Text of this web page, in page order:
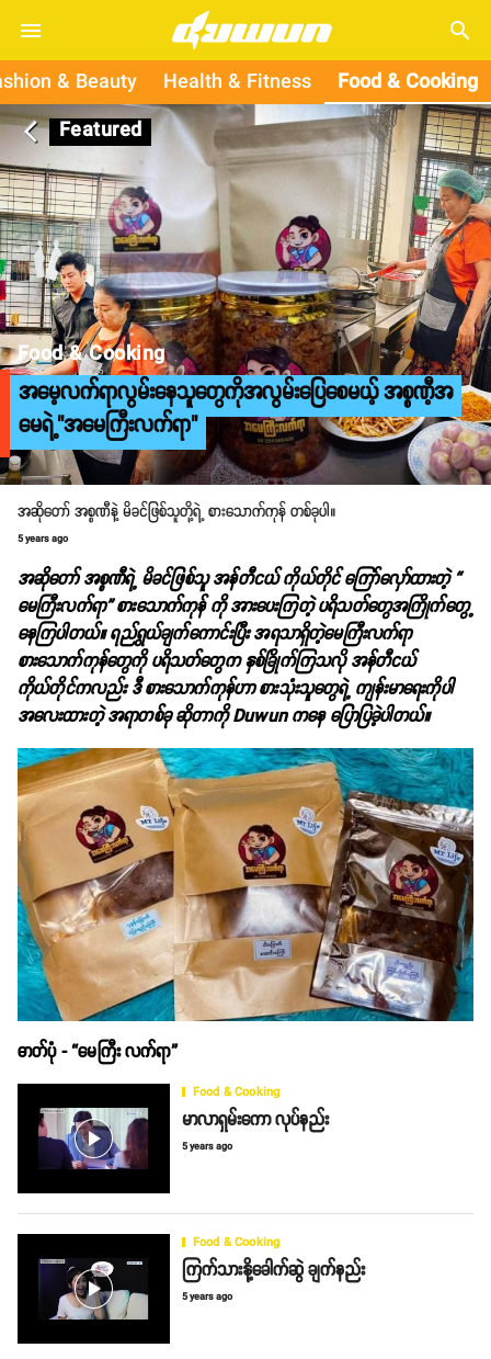
search
& Beauty Health & Fitness
Food & Cooking
Featured
arrow_back_ios
Food & Cooking
အမေ့လက်ရာလွမ်းနေသူတွေကိုအလွမ်းပြေစေမယ့် အစ္စဏီ့အ
မေရဲ့"အမေကြီးလက်ရာ"
အဆိုတော် အစ္စဏီနဲ့ မိခင်ဖြစ်သူတို့ရဲ့ စားသောက်ကုန် တစ်ခုပါ။
5 years ago
အဆိုတော် အစ္စဏီရဲ့ မိခင်ဖြစ်သူ အန်တီငယ် ကိုယ်တိုင် ကြော်လှော်ထားတဲ့ “
မေကြီးလက်ရာ” စားသောက်ကုန် ကို အားပေးကြတဲ့ ပရိသတ်တွေအကြိုက်တွေ့
နေကြပါတယ်။ ရည်ရွယ်ချက်ကောင်းပြီး အရသာရှိတဲ့မေကြီးလက်ရာ
စားသောက်ကုန်တွေကို ပရိသတ်တွေက နှစ်ခြိုက်ကြသလို အန်တီငယ်
ကိုယ်တိုင်ကလည်း ဒီ စားသောက်ကုန်ဟာ စားသုံးသူတွေရဲ့ ကျန်းမာရေးကိုပါ
အလေးထားတဲ့ အရာတစ်ခု ဆိုတာကို Duwun ကနေ ပြောပြခဲ့ပါတယ်။
ဓာတ်ပုံ - “မေကြီး လက်ရာ”
play_arrow
Food & Cooking
မာလာရှမ်းကော လုပ်နည်း
5 years ago
play_arrow
Food & Cooking
ကြက်သားနို့ခေါက်ဆွဲ ချက်နည်း
5 years ago